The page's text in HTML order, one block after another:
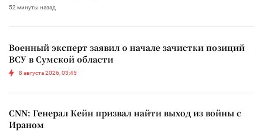
52 минуты назад
Военный эксперт заявил о начале зачистки позиций
ВСУ в Сумской области
8 августа 2026, 03:45
CNN: Генерал Кейн призвал найти выход из войны с
Ираном